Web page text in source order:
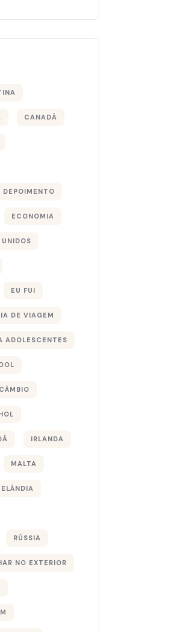
CANADÁ
DEPOIMENTO
ECONOMIA
EU FUI
DE VIAGEM
ADOLESCENTES
IRLANDA
MALTA
RÚSSIA
NO EXTERIOR